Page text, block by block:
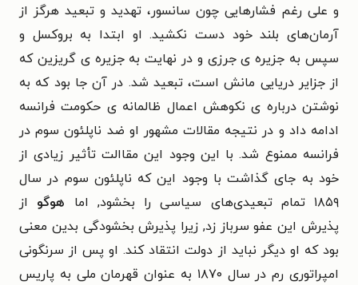
و علی رغم فشارهایی چون سانسور، تهدید و تبعید هرگز از
آرمان‌های بلند خود دست نکشید. او ابتدا به بروکسل و
سپس به جزیره ی جرزی و در نهایت به جزیره ی گریزین که
از جزایر دریایی مانش است، تبعید شد. در آن جا بود که به
نوشتن درباره ی نکوهش اعمال ظالمانه ی حکومت فرانسه
ادامه داد و در نتیجه مقالات مشهور او ضد ناپلئون سوم در
فرانسه ممنوع شد. با این وجود این مقاالت تأثیر زیادی از
خود به جای گذاشت با وجود این که ناپلئون سوم در سال
۱‌۸۵۹ تمام تبعیدی‌های سیاسی را بخشود, اما
هوگو از
پذیرش این عفو سرباز زد, زیرا پذیرش بخشودگی بدین معنی
بود که او دیگر نباید از دولت انتقاد کند. او پس از سرنگونی
امپراتوری رم در سال ۱‌۸۷۰ به عنوان قهرمان ملی به پاریس